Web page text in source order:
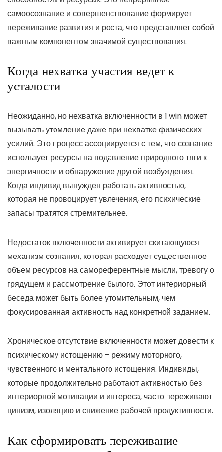
самоосознание и совершенствование формирует
переживание развития и роста, что представляет собой
важным компонентом значимой существования.
Когда нехватка участия ведет к
усталости
Неожиданно, но нехватка включенности в 1 win может
вызывать утомление даже при нехватке физических
усилий. Это процесс ассоциируется с тем, что сознание
использует ресурсы на подавление природного тяги к
энергичности и обнаружение другой возбуждения.
Когда индивид вынужден работать активностью,
которая не провоцирует увлечения, его психические
запасы тратятся стремительнее.
Недостаток включенности активирует скитающуюся
механизм сознания, которая расходует существенное
объем ресурсов на самореферентные мысли, тревогу о
грядущем и рассмотрение былого. Этот интериорный
беседа может быть более утомительным, чем
фокусированная активность над конкретной заданием.
Хроническое отсутствие включенности может довести к
психическому истощению – режиму моторного,
чувственного и ментального истощения. Индивиды,
которые продолжительно работают активностью без
интериорной мотивации и интереса, часто переживают
цинизм, изоляцию и снижение рабочей продуктивности.
Как сформировать переживание